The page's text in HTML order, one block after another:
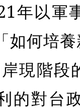
年以軍
如何培
現階段
的對台